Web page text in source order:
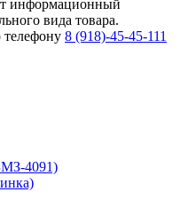
информационный
вида товара.
8 (918)-45-45-111
4091)